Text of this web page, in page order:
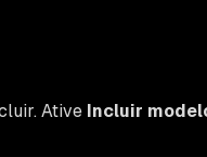
Ative Incluir